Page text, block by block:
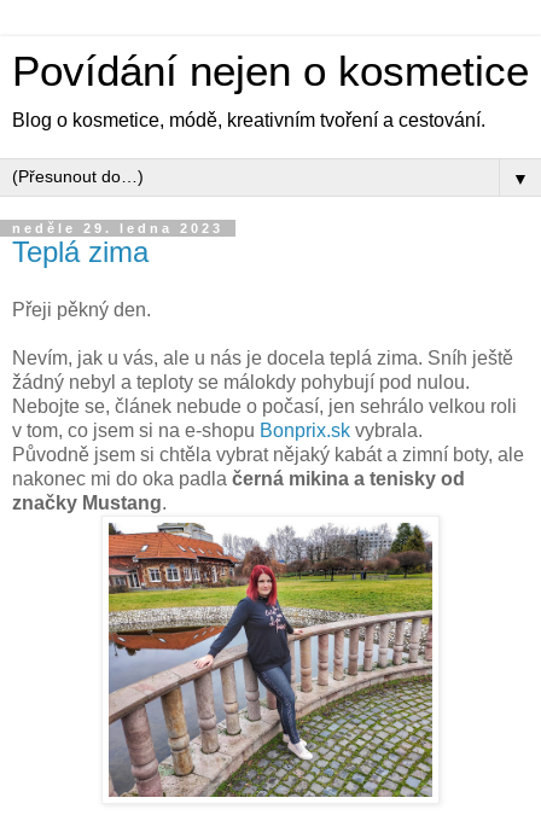
Povídání nejen o kosmetice
Blog o kosmetice, módě, kreativním tvoření a cestování.
▼
neděle 29. ledna 2023
Teplá zima
Přeji pěkný den.
Nevím, jak u vás, ale u nás je docela teplá zima. Sníh ještě
žádný nebyl a teploty se málokdy pohybují pod nulou.
Nebojte se, článek nebude o počasí, jen sehrálo velkou roli
v tom, co jsem si na e-shopu Bonprix.sk vybrala.
Původně jsem si chtěla vybrat nějaký kabát a zimní boty, ale
nakonec mi do oka padla černá mikina a tenisky od
značky Mustang.